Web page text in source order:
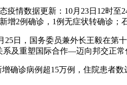
疫情数据更新：10月23日12时
增2例确诊，1例无症状转确诊；
25日，国务委员兼外长王毅在
及重塑国际合作—迈向邦交正常
确诊病例超15万例，住院患者